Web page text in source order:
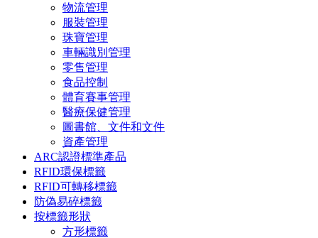
物流管理
服裝管理
珠寶管理
車輛識別管理
零售管理
食品控制
體育賽事管理
醫療保健管理
圖書館、文件和文件
資產管理
ARC認證標準產品
RFID環保標籤
RFID可轉移標籤
防偽易碎標籤
按標籤形狀
方形標籤